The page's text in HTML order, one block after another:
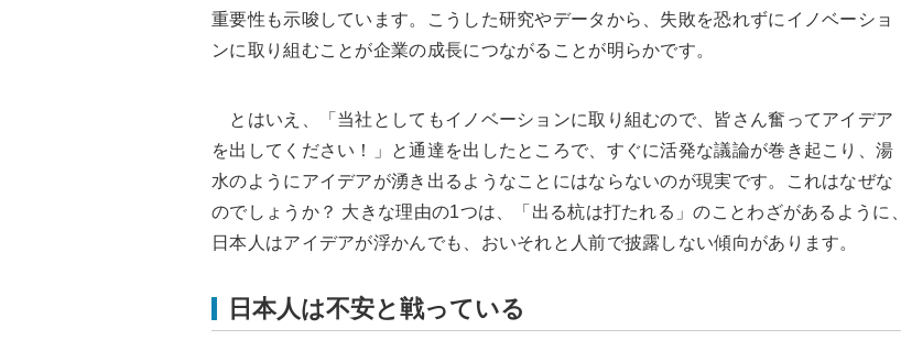
重要性も示唆しています。こうした研究やデータから、失敗を恐れずにイノベーショ
ンに取り組むことが企業の成長につながることが明らかです。
とはいえ、「当社としてもイノベーションに取り組むので、皆さん奮ってアイデア
を出してください！」と通達を出したところで、すぐに活発な議論が巻き起こり、湯
水のようにアイデアが湧き出るようなことにはならないのが現実です。これはなぜな
のでしょうか？ 大きな理由の1つは、「出る杭は打たれる」のことわざがあるように、
日本人はアイデアが浮かんでも、おいそれと人前で披露しない傾向があります。
日本人は不安と戦っている